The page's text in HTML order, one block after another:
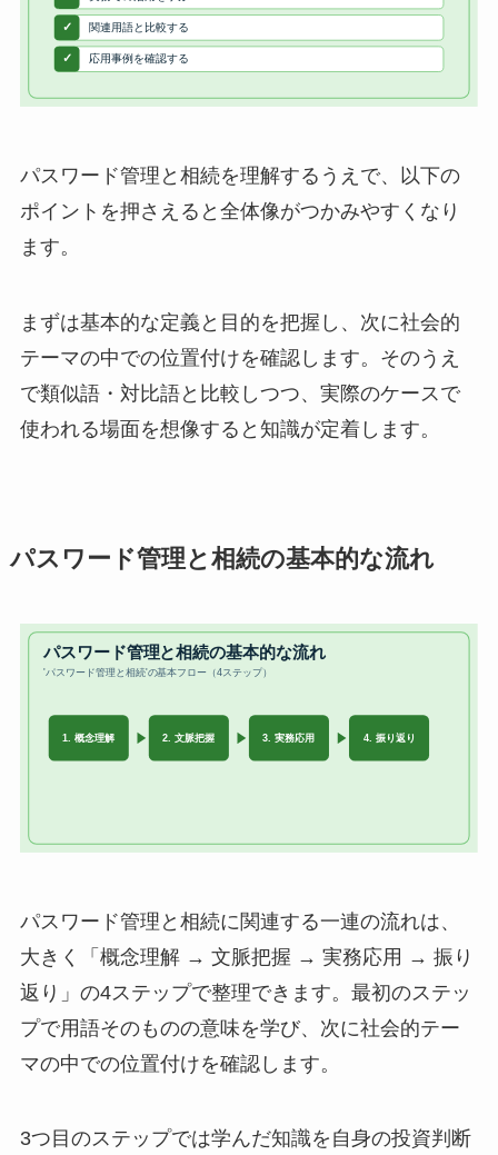
パスワード管理と相続を理解するうえで、以下の
ポイントを押さえると全体像がつかみやすくなり
ます。
まずは基本的な定義と目的を把握し、次に社会的
テーマの中での位置付けを確認します。そのうえ
で類似語・対比語と比較しつつ、実際のケースで
使われる場面を想像すると知識が定着します。
パスワード管理と相続の基本的な流れ
パスワード管理と相続に関連する一連の流れは、
大きく「概念理解 → 文脈把握 → 実務応用 → 振り
返り」の4ステップで整理できます。最初のステッ
プで用語そのものの意味を学び、次に社会的テー
マの中での位置付けを確認します。
3つ目のステップでは学んだ知識を自身の投資判断